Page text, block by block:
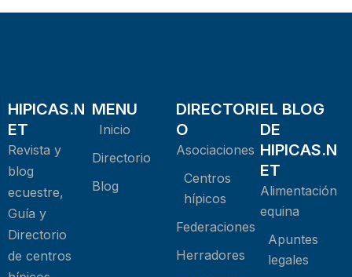
HIPICAS.N
ET
Revista y
blog
ecuestre,
Guía y
Directorio
de centros
MENU
Inicio
Directorio
Blog
DIRECTORI
O
Asociaciones
Centros
hípicos
Federaciones
Herradores
EL BLOG
DE
HIPICAS.N
ET
Alimentación
equina
Apuntes
legales